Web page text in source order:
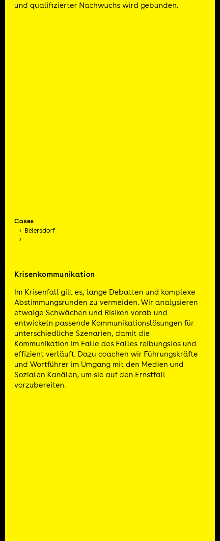
und qualifizierter Nachwuchs wird gebunden.
Cases
Beiersdorf
Krisenkommunikation
Im Krisenfall gilt es, lange Debatten und komplexe
Abstimmungsrunden zu vermeiden. Wir analysieren
etwaige Schwächen und Risiken vorab und
entwickeln passende Kommunikationslösungen für
unterschiedliche Szenarien, damit die
Kommunikation im Falle des Falles reibungslos und
effizient verläuft. Dazu coachen wir Führungskräfte
und Wortführer im Umgang mit den Medien und
Sozialen Kanälen, um sie auf den Ernstfall
vorzubereiten.